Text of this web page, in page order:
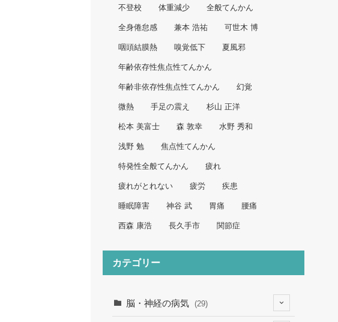
不登校 体重減少 全般てんかん
全身倦怠感 兼本 浩祐 可世木 博
咽頭結膜熱 嗅覚低下 夏風邪
年齢依存性焦点性てんかん
年齢非依存性焦点性てんかん 幻覚
微熱 手足の震え 杉山 正洋
松本 美富士 森 敦幸 水野 秀和
浅野 勉 焦点性てんかん
特発性全般てんかん 疲れ
疲れがとれない 疲労 疾患
睡眠障害 神谷 武 胃痛 腰痛
西森 康浩 長久手市 関節症
カテゴリー
脳・神経の病気 (29)